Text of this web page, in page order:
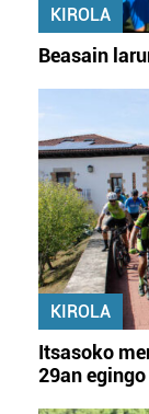
KIROLA
Beasain
KIROLA
Itsasoko
29an